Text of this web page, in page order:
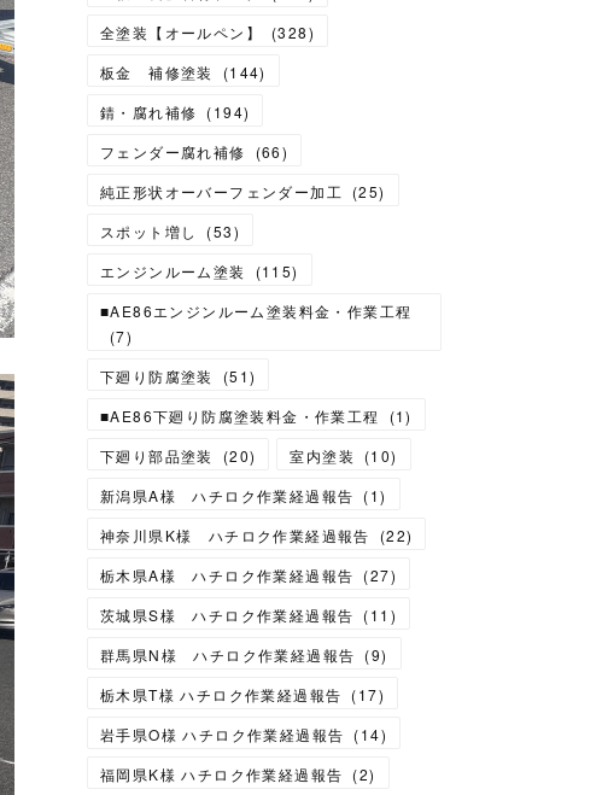
全塗装【オールペン】
(328)
板金 補修塗装
(144)
錆・腐れ補修 (194)
フェンダー腐れ補修
(66)
純正形状オーバーフェンダー加工
(25)
スポット増し
(53)
エンジンルーム塗装
(115)
■AE86エンジンルーム塗装料金・作業工程
(7)
下廻り防腐塗装
(51)
■AE86下廻り防腐塗装料金・作業工程
(1)
下廻り部品塗装
(20) 室内塗装 (10)
新潟県A様 ハチロク作業経過報告 (1)
神奈川県K様 ハチロク作業経過報告
(22)
栃木県A様 ハチロク作業経過報告 (27)
茨城県S様 ハチロク作業経過報告 (11 )
群馬県N様 ハチロク作業経過報告 (9)
栃木県T様 ハチロク作業経過報告 (17)
岩手県O様 ハチロク作業経過報告 (14)
福岡県K様 ハチロク作業経過報告 (2)